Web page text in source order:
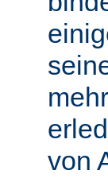
von